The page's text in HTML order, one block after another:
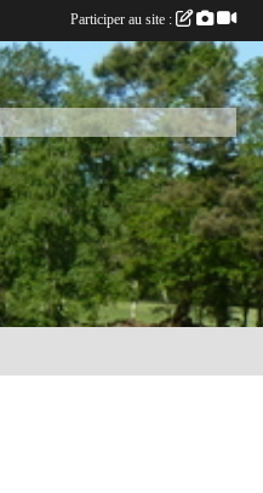
Participer au site :